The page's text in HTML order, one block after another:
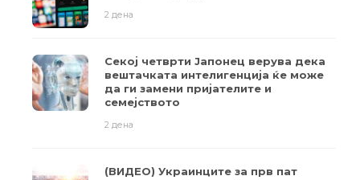
2 дена
Секој четврти Јапонец верува дека
вештачката интелигенција ќе може
да ги замени пријателите и
семејството
2 дена
(ВИДЕО) Украинците за прв пат